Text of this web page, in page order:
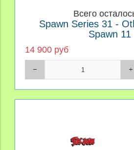
Всего
Spawn Series 31 -
Spawn 11
14 900 руб